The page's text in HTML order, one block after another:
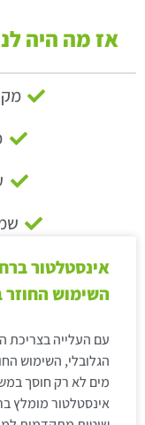
אז מה היה
אינסטלטור
השימוש
עם העלייה בצריכת
הגלובלי, השימוש
מים לא רק חוסך
אינסטלטור מומלץ